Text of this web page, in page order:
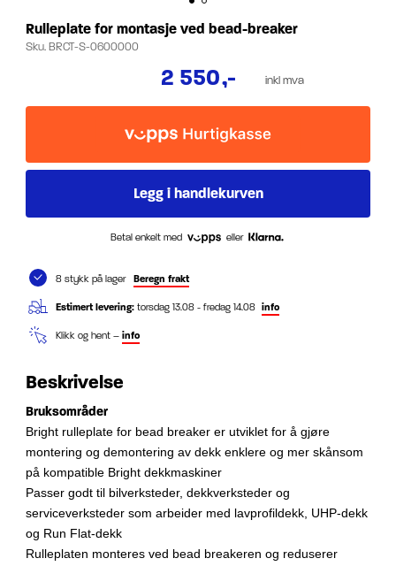
Rulleplate for montasje ved bead-breaker
Sku.BRCT-S-0600000
2 550,- inkl mva
Betal enkelt med eller
8 stykk på lager Beregn frakt
Estimert levering: torsdag 13.08 - fredag 14.08 info
Klikk og hent – info
Beskrivelse
Bruksområder
Bright rulleplate for bead breaker er utviklet for å gjøre
montering og demontering av dekk enklere og mer skånsom
på kompatible Bright dekkmaskiner
Passer godt til bilverksteder, dekkverksteder og
serviceverksteder som arbeider med lavprofildekk, UHP-dekk
og Run Flat-dekk
Rulleplaten monteres ved bead breakeren og reduserer